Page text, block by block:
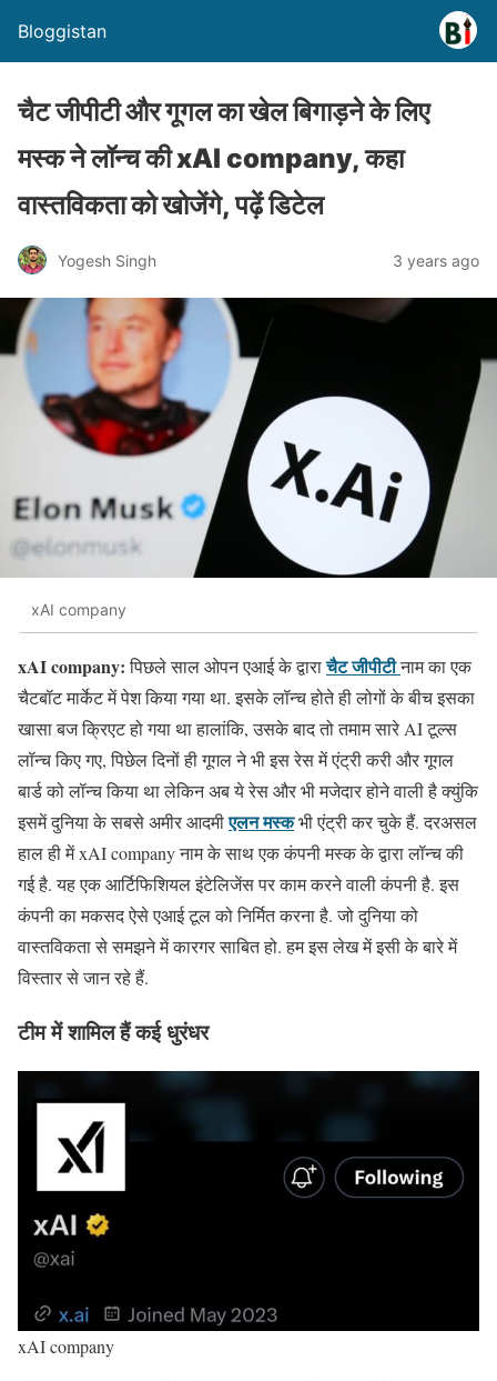
Bloggistan
चैट जीपीटी और गूगल का खेल बिगाड़ने के लिए
मस्क ने लॉन्च की xAI company, कहा
वास्तविकता को खोजेंगे, पढ़ें डिटेल
Yogesh Singh 3 years ago
xAI company
xAI company:पिछले साल ओपन एआई के द्वाराचैट जीपीटीनाम का एक
चैटबॉट मार्केट में पेश किया गया था. इसके लॉन्च होते ही लोगों के बीच इसका
खासा बज क्रिएट हो गया था हालांकि, उसके बाद तो तमाम सारे AI टूल्स
लॉन्च किए गए, पिछेल दिनों ही गूगल ने भी इस रेस में एंट्री करी और गूगल
बार्ड को लॉन्च किया था लेकिन अब ये रेस और भी मजेदार होने वाली है क्युंकि
इसमें दुनिया के सबसे अमीर आदमीएलन मस्कभी एंट्री कर चुके हैं. दरअसल
हाल ही में xAI company नाम के साथ एक कंपनी मस्क के द्वारा लॉन्च की
गई है. यह एक आर्टिफिशियल इंटेलिजेंस पर काम करने वाली कंपनी है. इस
कंपनी का मकसद ऐसे एआई टूल को निर्मित करना है. जो दुनिया को
वास्तविकता से समझने में कारगर साबित हो. हम इस लेख में इसी के बारे में
विस्तार से जान रहे हैं.
टीम में शामिल हैं कई धुरंधर
xAI company